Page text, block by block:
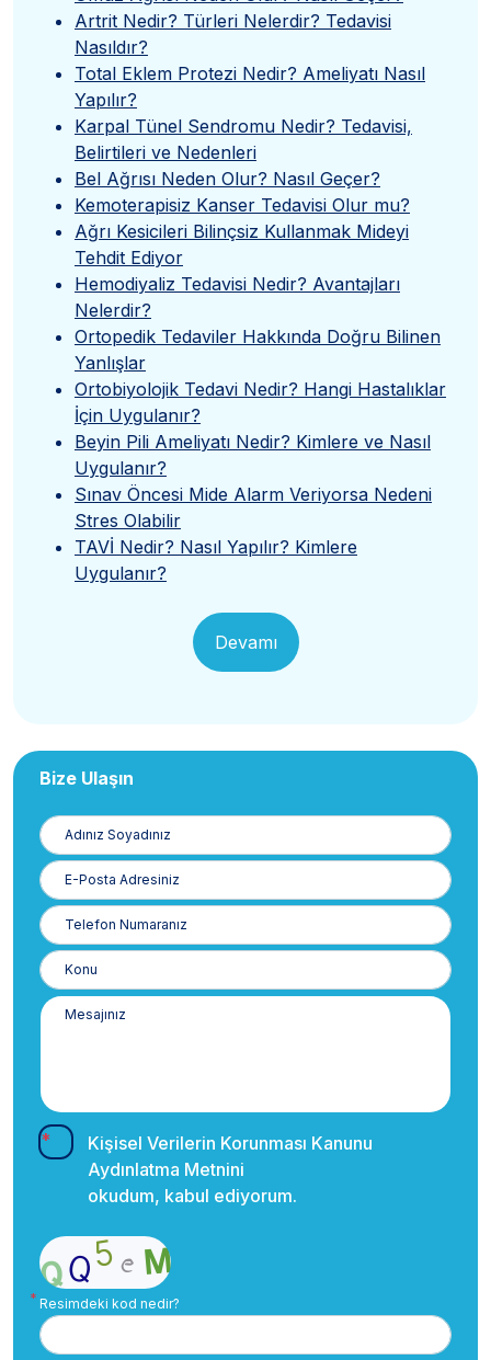
Artrit Nedir? Türleri Nelerdir? Tedavisi
Nasıldır?
Total Eklem Protezi Nedir? Ameliyatı Nasıl
Yapılır?
Karpal Tünel Sendromu Nedir? Tedavisi,
Belirtileri ve Nedenleri
Bel Ağrısı Neden Olur? Nasıl Geçer?
Kemoterapisiz Kanser Tedavisi Olur mu?
Ağrı Kesicileri Bilinçsiz Kullanmak Mideyi
Tehdit Ediyor
Hemodiyaliz Tedavisi Nedir? Avantajları
Nelerdir?
Ortopedik Tedaviler Hakkında Doğru Bilinen
Yanlışlar
Ortobiyolojik Tedavi Nedir? Hangi Hastalıklar
İçin Uygulanır?
Beyin Pili Ameliyatı Nedir? Kimlere ve Nasıl
Uygulanır?
Sınav Öncesi Mide Alarm Veriyorsa Nedeni
Stres Olabilir
TAVİ Nedir? Nasıl Yapılır? Kimlere
Uygulanır?
Devamı
Bize Ulaşın
Adınız
Soyadınız
E-
Posta
Telefon
Numaranız
Kişisel Verilerin Korunması Kanunu
Aydınlatma Metnini
okudum, kabul ediyorum.
Resimdeki kod nedir?